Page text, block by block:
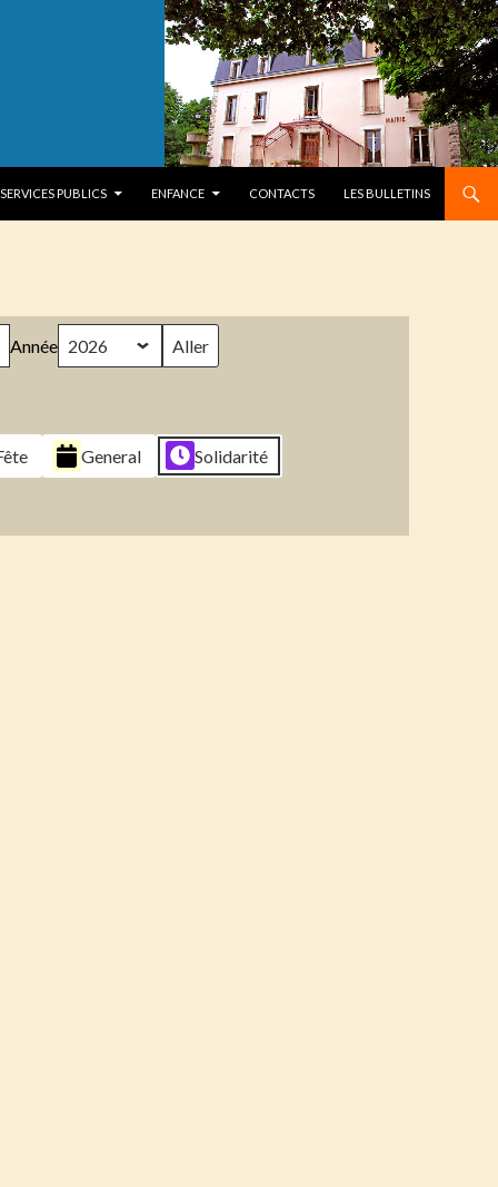
SERVICES PUBLICS ENFANCE CONTACTS LES BULLETINS
Année
General
Solidarité